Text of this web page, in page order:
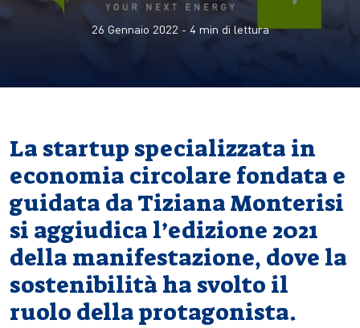
26 Gennaio 2022 - 4min di lettura
La startup specializzata in
economia circolare fondata e
guidata da Tiziana Monterisi
si aggiudica l’edizione 2021
della manifestazione, dove la
sostenibilità ha svolto il
ruolo della protagonista.